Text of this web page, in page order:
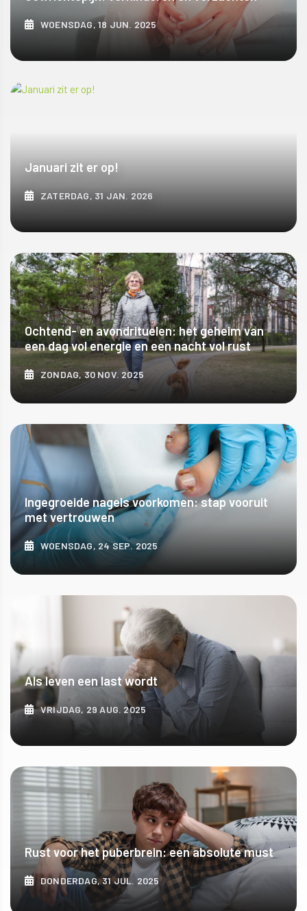
WOENSDAG, 18 JUN. 2025
Januari zit er op!
ZATERDAG, 31 JAN. 2026
ONTDEK MEER
Ochtend- en avondrituelen: het geheim van
een dag vol energie en een nacht vol rust
ZONDAG, 30 NOV. 2025
ONTDEK MEER
Ingegroeide nagels voorkomen: stap vooruit
met vertrouwen
WOENSDAG, 24 SEP. 2025
ONTDEK MEER
Als leven een last wordt
VRIJDAG, 29 AUG. 2025
ONTDEK MEER
Rust voor het puberbrein: een absolute must
DONDERDAG, 31 JUL. 2025